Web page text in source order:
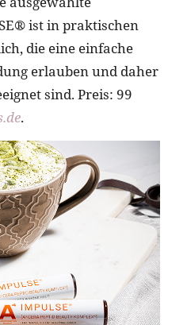
ist in praktischen
die eine einfache
erlauben und daher
sind. Preis: 99
.